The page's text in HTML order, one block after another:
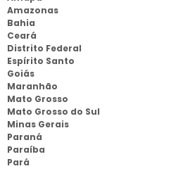
Amazonas
Bahia
Ceará
Distrito Federal
Espírito Santo
Goiás
Maranhão
Mato Grosso
Mato Grosso do Sul
Minas Gerais
Paraná
Paraíba
Pará